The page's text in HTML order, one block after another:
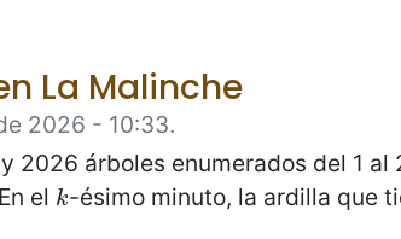
La Malinche
2026 - 10:33.
2026 árboles enumerados del 1
el k
k-ésimo minuto, la ardilla que